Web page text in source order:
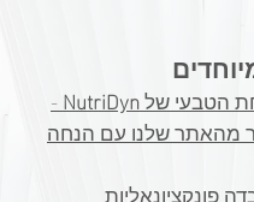
הטבעי שלNutriDyn
-
מהאתר שלנו עם הנחה
פונקציונאליות